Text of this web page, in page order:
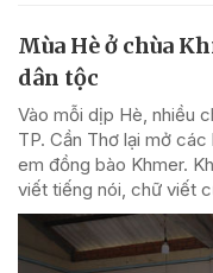
Mùa Hè ở chùa
dân tộc
Vào mỗi dịp Hè, nhiều
TP. Cần Thơ lại mở
em đồng bào Khmer.
viết tiếng nói, chữ viết